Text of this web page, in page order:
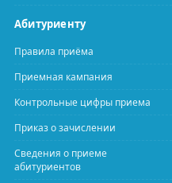
Абитуриенту
Правила приёма
Приемная кампания
Контрольные цифры приема
Приказ о зачислении
Сведения о приеме
абитуриентов